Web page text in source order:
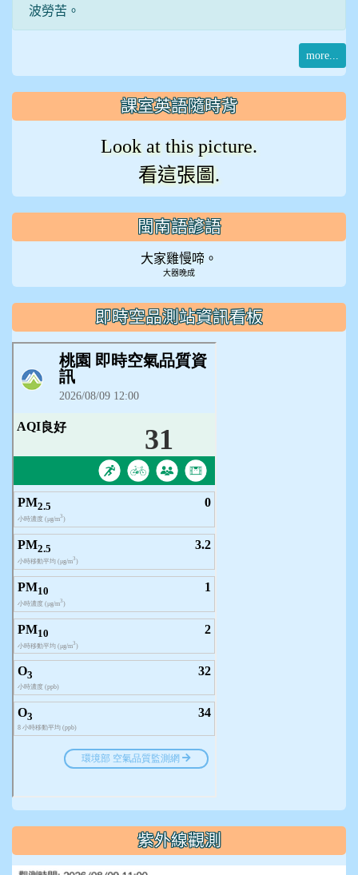
波勞苦。
more...
課室英語隨時背
Look at this picture.
看這張圖.
閩南語諺語
大家雞慢啼。
大器晚成
即時空品測站資訊看板
紫外線觀測